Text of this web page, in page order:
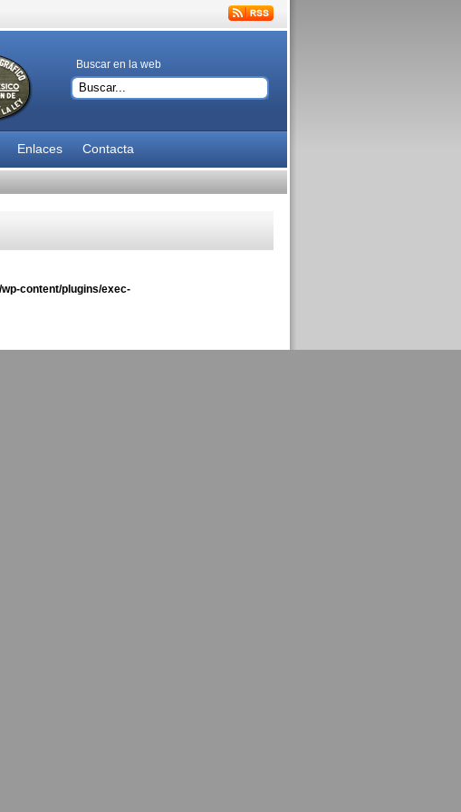
Buscar en la web
Enlaces Contacta
content/plugins/exec-